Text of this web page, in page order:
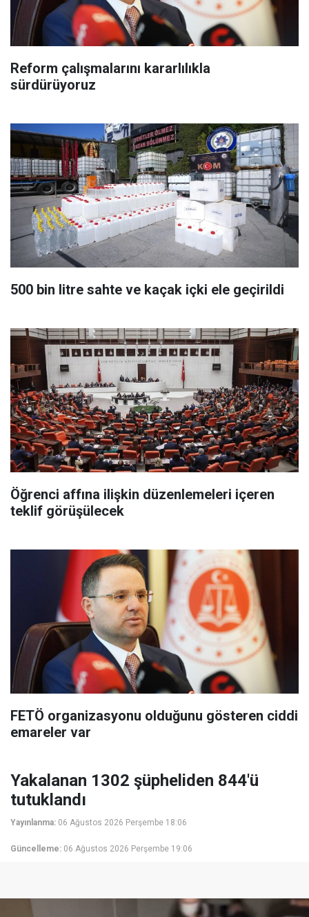
Reform çalışmalarını kararlılıkla
sürdürüyoruz
500 bin litre sahte ve kaçak içki ele geçirildi
Öğrenci affına ilişkin düzenlemeleri içeren
teklif görüşülecek
FETÖ organizasyonu olduğunu gösteren ciddi
emareler var
Yakalanan 1302 şüpheliden 844'ü
tutuklandı
Yayınlanma: 06 Ağustos 2026 Perşembe 18:06
Güncelleme: 06 Ağustos 2026 Perşembe 19:06